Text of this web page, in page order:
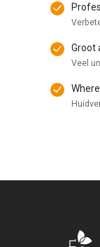
Groot
Veel